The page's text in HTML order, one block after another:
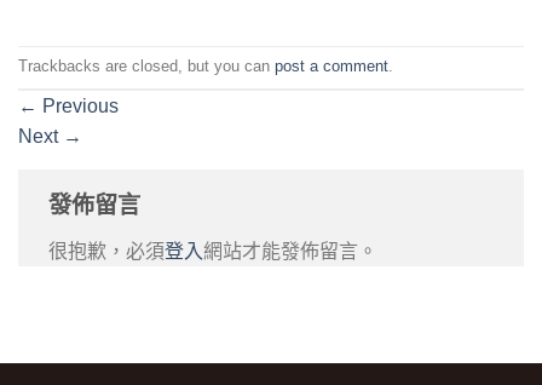
Trackbacks are closed, but you can post a comment.
← Previous
Next →
發佈留言
很抱歉，必須登入網站才能發佈留言。